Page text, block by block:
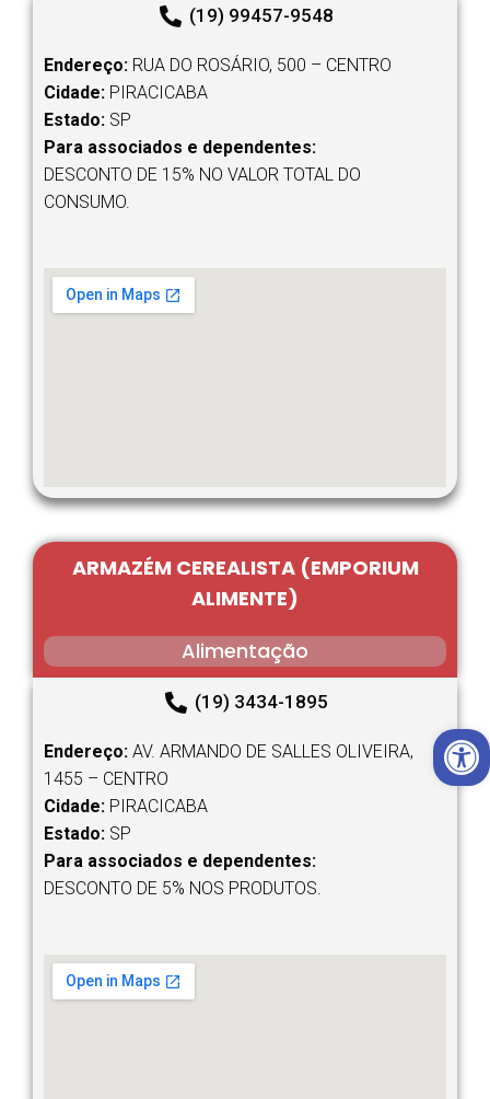
(19) 99457-9548
Endereço: RUA DO ROSÁRIO, 500 – CENTRO
Cidade: PIRACICABA
Estado: SP
Para associados e dependentes:
DESCONTO DE 15% NO VALOR TOTAL DO
CONSUMO.
ARMAZÉM CEREALISTA (EMPORIUM
ALIMENTE)
Alimentação
(19) 3434-1895
Endereço: AV. ARMANDO DE SALLES OLIVEIRA,
1455 – CENTRO
Cidade: PIRACICABA
Estado: SP
Para associados e dependentes:
DESCONTO DE 5% NOS PRODUTOS.